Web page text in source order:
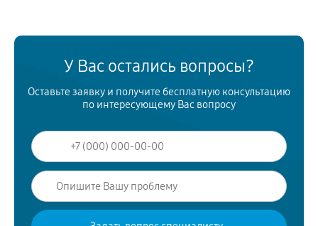
У Вас остались вопросы?
Оставьте заявку и получите бесплатную консультацию
по интересующему Вас вопросу